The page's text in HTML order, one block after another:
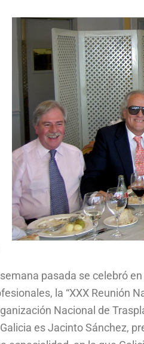
pasada se celebró
la “XXX Reunión
Nacional de
es Jacinto Sánchez,